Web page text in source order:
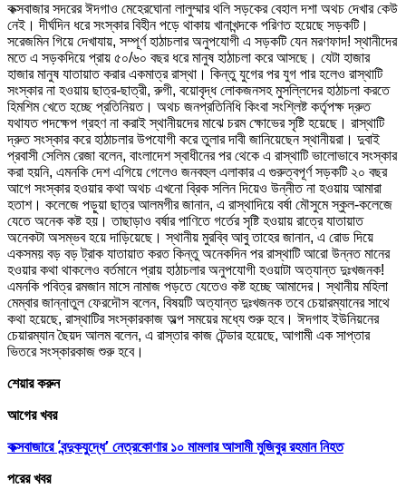
কক্সবাজার সদরের ঈদগাও মেহেরঘোনা লালুম্মার থলি সড়কের বেহাল দশা অথচ দেখার কেউ
নেই। দীর্ঘদিন ধরে সংস্কার বিহীন পড়ে থাকায় খানাখন্দকে পরিণত হয়েছে সড়কটি।
সরেজমিন গিয়ে দেখাযায়, সম্পূর্ণ হাঠাচলার অনুপযোগী এ সড়কটি যেন মরণফাদ! স্থানীদের
মতে এ সড়কদিয়ে প্রায় ৫০/৬০ বছর ধরে মানুষ হাঠাচলা করে আসছে। যেটা হাজার
হাজার মানুষ যাতায়াত করার একমাত্র রাস্থা। কিন্তু যুগের পর যুগ পার হলেও রাস্থাটি
সংস্কার না হওয়ায় ছাত্র-ছাত্রী, রুগী, বয়োবৃদ্ধ লোকজনসহ মুসল্লিদের হাঠাচলা করতে
হিমশিম খেতে হচ্ছে প্রতিনিয়ত। অথচ জনপ্রতিনিধি কিংবা সংশ্লিষ্ট কর্তৃপক্ষ দ্রুত
যথাযত পদক্ষেপ গ্রহণ না করাই স্থানীয়দের মাঝে চরম ক্ষোভের সৃষ্টি হয়েছে। রাস্থাটি
দ্রুত সংস্কার করে হাঠাচলার উপযোগী করে তুলার দাবী জানিয়েছেন স্থানীয়রা। দুবাই
প্রবাসী সেলিম রেজা বলেন, বাংলাদেশ স্বাধীনের পর থেকে এ রাস্থাটি ভালোভাবে সংস্কার
করা হয়নি, এমনকি দেশ এগিয়ে গেলেও জনবহুল এলাকার এ গুরুত্বপূর্ণ সড়কটি ২০ বছর
আগে সংস্কার হওয়ার কথা অথচ এখনো ব্রিক সলিন দিয়েও উন্নীত না হওয়ায় আমারা
হতাশ। কলেজে পড়ুয়া ছাত্র আলমগীর জানান, এ রাস্থাদিয়ে বর্ষা মৌসুমে স্কুল-কলেজে
যেতে অনেক কষ্ট হয়। তাছাড়াও বর্ষার পাণিতে গর্তের সৃষ্টি হওয়ায় রাত্রে যাতায়াত
অনেকটা অসম্ভব হয়ে দাড়িয়েছে। স্থানীয় মুরব্বি আবু তাহের জানান, এ রোড দিয়ে
একসময় বড় বড় ট্রাক যাতায়াত করত কিন্তু অনেকদিন পর রাস্থাটি আরো উন্নত মানের
হওয়ার কথা থাকলেও বর্তমানে প্রায় হাঠাচলার অনুপযোগী হওয়াটা অত্যান্ত দুঃখজনক!
এমনকি পবিত্র রমজান মাসে নামাজ পড়তে যেতেও কষ্ট হচ্ছে আমাদের। স্থানীয় মহিলা
মেম্বার জান্নাতুল ফেরদৌস বলেন, বিষয়টি অত্যান্ত দুঃখজনক তবে চেয়ারম্যানের সাথে
কথা হয়েছে, রাস্থাটির সংস্কারকাজ অল্প সময়ের মধ্যে শুরু হবে। ঈদগাহ ইউনিয়নের
চেয়ারম্যান ছৈয়দ আলম বলেন, এ রাস্তার কাজ টেন্ডার হয়েছে, আগামী এক সাপ্তার
ভিতরে সংস্কারকাজ শুরু হবে।
শেয়ার করুন
আগের খবর
কক্সবাজারে ‘বন্দুকযুদ্ধে’ নেত্রকোণার ১০ মামলার আসামী মুজিবুর রহমান নিহত
পরের খবর